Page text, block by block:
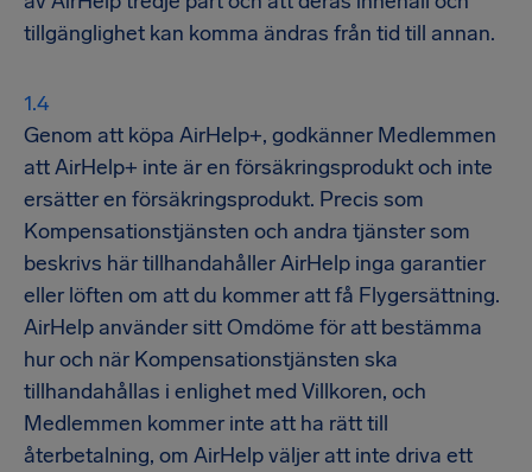
tillgänglighet kan komma ändras från tid till annan.
Genom att köpa AirHelp+, godkänner Medlemmen
att AirHelp+ inte är en försäkringsprodukt och inte
ersätter en försäkringsprodukt. Precis som
Kompensationstjänsten och andra tjänster som
beskrivs här tillhandahåller AirHelp inga garantier
eller löften om att du kommer att få Flygersättning.
AirHelp använder sitt Omdöme för att bestämma
hur och när Kompensationstjänsten ska
tillhandahållas i enlighet med Villkoren, och
Medlemmen kommer inte att ha rätt till
återbetalning, om AirHelp väljer att inte driva ett